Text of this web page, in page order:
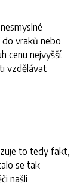
vraků nebo
cenu nejvyšší.
vzdělávat
to tedy fakt,
se tak
našli